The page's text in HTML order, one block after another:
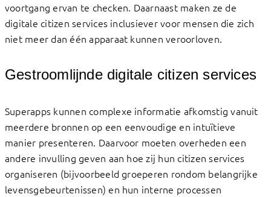
voortgang ervan te checken. Daarnaast maken ze de
digitale citizen services inclusiever voor mensen die zich
niet meer dan één apparaat kunnen veroorloven.
Gestroomlijnde digitale citizen services
Superapps kunnen complexe informatie afkomstig vanuit
meerdere bronnen op een eenvoudige en intuïtieve
manier presenteren. Daarvoor moeten overheden een
andere invulling geven aan hoe zij hun citizen services
organiseren (bijvoorbeeld groeperen rondom belangrijke
levensgebeurtenissen) en hun interne processen